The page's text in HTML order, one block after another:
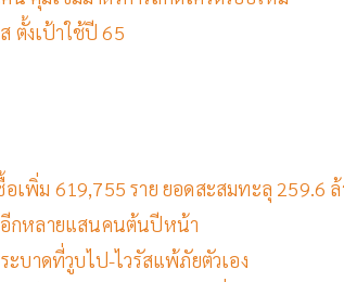
ตั้งเป้าใช้ปี 65
เพิ่ม 619,755 ราย ยอดสะสมทะลุ 259.6
อีกหลายแสนคนต้นปีหน้า
บาดที่วูบไป-ไวรัสแพ้ภัยตัวเอง